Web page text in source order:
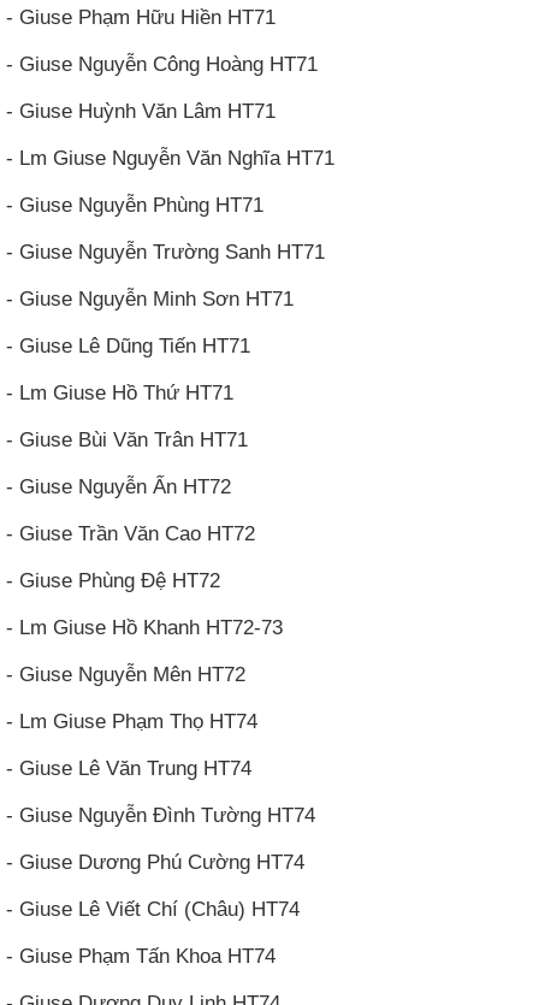
- Giuse Phạm Hữu Hiền HT71
- Giuse Nguyễn Công Hoàng HT71
- Giuse Huỳnh Văn Lâm HT71
- Lm Giuse Nguyễn Văn Nghĩa HT71
- Giuse Nguyễn Phùng HT71
- Giuse Nguyễn Trường Sanh HT71
- Giuse Nguyễn Minh Sơn HT71
- Giuse Lê Dũng Tiến HT71
- Lm Giuse Hồ Thứ HT71
- Giuse Bùi Văn Trân HT71
- Giuse Nguyễn Ấn HT72
- Giuse Trần Văn Cao HT72
- Giuse Phùng Đệ HT72
- Lm Giuse Hồ Khanh HT72-73
- Giuse Nguyễn Mên HT72
- Lm Giuse Phạm Thọ HT74
- Giuse Lê Văn Trung HT74
- Giuse Nguyễn Đình Tường HT74
- Giuse Dương Phú Cường HT74
- Giuse Lê Viết Chí (Châu) HT74
- Giuse Phạm Tấn Khoa HT74